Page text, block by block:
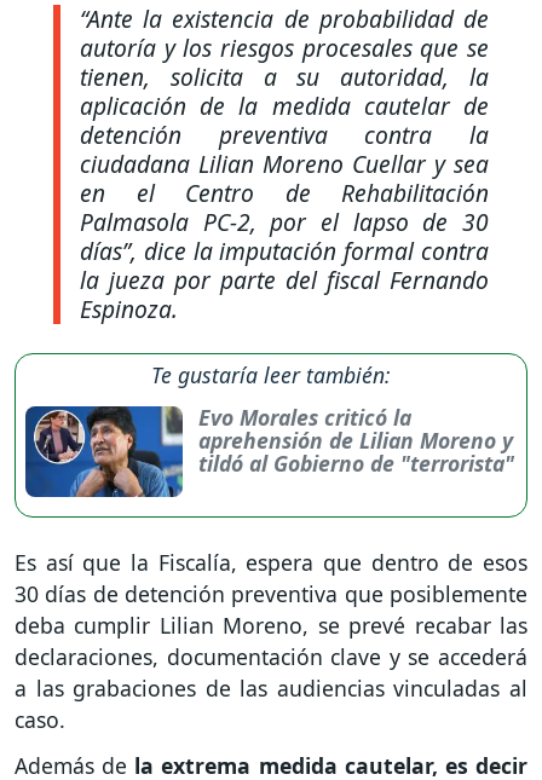
“Ante la existencia de probabilidad de
autoría y los riesgos procesales que se
tienen, solicita a su autoridad, la
aplicación de la medida cautelar de
detención preventiva contra la
ciudadana Lilian Moreno Cuellar y sea
en el Centro de Rehabilitación
Palmasola PC-2, por el lapso de 30
días”, dice la imputación formal contra
la jueza por parte del fiscal Fernando
Espinoza.
Te gustaría leer también:
Evo Morales criticó la
aprehensión de Lilian Moreno y
tildó al Gobierno de "terrorista"
Es así que la Fiscalía, espera que dentro de esos
30 días de detención preventiva que posiblemente
deba cumplir Lilian Moreno, se prevé recabar las
declaraciones, documentación clave y se accederá
a las grabaciones de las audiencias vinculadas al
caso.
Además de la extrema medida cautelar, es decir